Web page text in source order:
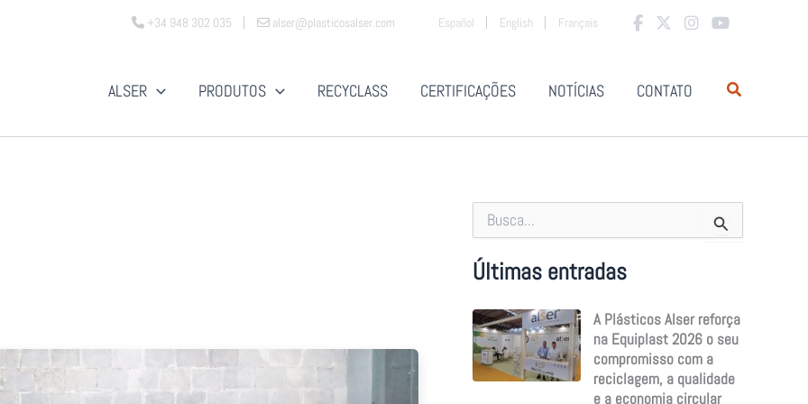
+34 948 302 035 alser@plasticosalser.com Español English Français
ALSER PRODUTOS RECYCLASS CERTIFICAÇÕES NOTÍCIAS CONTATO
r
c
f
o
r
:
Últimas entradas
A Plásticos Alser reforça
na Equiplast 2026 o seu
compromisso com a
reciclagem, a qualidade
e a economia circular